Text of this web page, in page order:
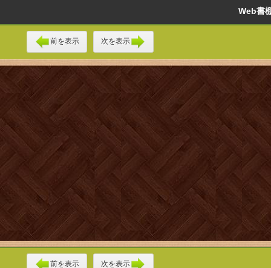
Web
前を表示 次を表示
前を表示 次を表示